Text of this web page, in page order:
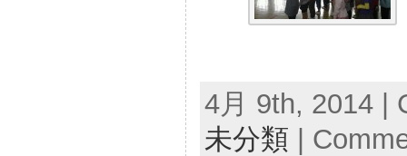
4月 9th, 2014 |
未分類 |